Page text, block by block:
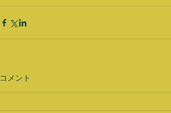
コメント